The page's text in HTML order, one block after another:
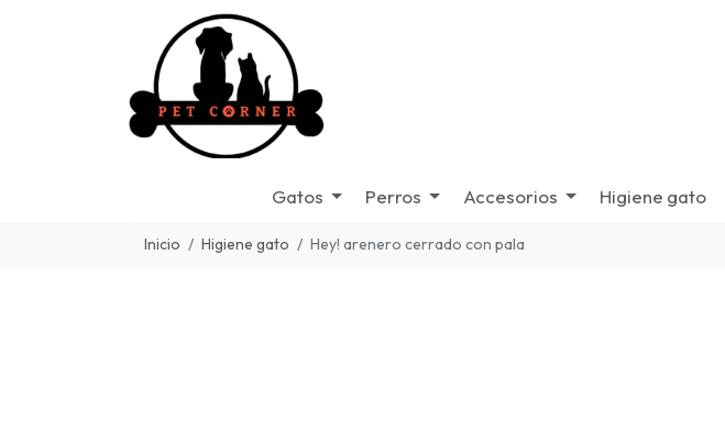
Gatos Perros Accesorios Higiene gato
Inicio Higiene gato Hey! arenero cerrado con pala